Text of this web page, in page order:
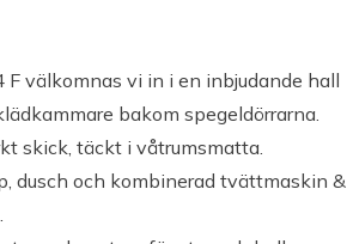
välkomnas vi in i en inbjudande hall
bakom spegeldörrarna.
skick, täckt i våtrumsmatta.
dusch och kombinerad tvättmaskin &